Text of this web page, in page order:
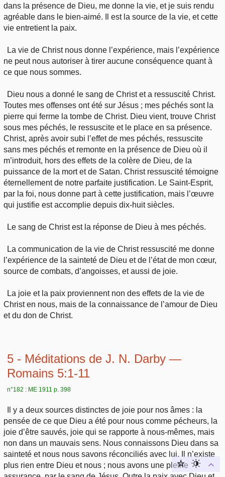
dans la présence de Dieu, me donne la vie, et je suis rendu
agréable dans le bien-aimé. Il est la source de la vie, et cette
vie entretient la paix.
La vie de Christ nous donne l’expérience, mais l’expérience
ne peut nous autoriser à tirer aucune conséquence quant à
ce que nous sommes.
Dieu nous a donné le sang de Christ et a ressuscité Christ.
Toutes mes offenses ont été sur Jésus ; mes péchés sont la
pierre qui ferme la tombe de Christ. Dieu vient, trouve Christ
sous mes péchés, le ressuscite et le place en sa présence.
Christ, après avoir subi l’effet de mes péchés, ressuscite
sans mes péchés et remonte en la présence de Dieu où il
m’introduit, hors des effets de la colère de Dieu, de la
puissance de la mort et de Satan. Christ ressuscité témoigne
éternellement de notre parfaite justification. Le Saint-Esprit,
par la foi, nous donne part à cette justification, mais l’œuvre
qui justifie est accomplie depuis dix-huit siècles.
Le sang de Christ est la réponse de Dieu à mes péchés.
La communication de la vie de Christ ressuscité me donne
l’expérience de la sainteté de Dieu et de l’état de mon cœur,
source de combats, d’angoisses, et aussi de joie.
La joie et la paix proviennent non des effets de la vie de
Christ en nous, mais de la connaissance de l’amour de Dieu
et du don de Christ.
5 - Méditations de J. N. Darby —
Romains 5:1-11
n°182 : ME 1911 p. 398
Il y a deux sources distinctes de joie pour nos âmes : la
pensée de ce que Dieu a été pour nous comme pécheurs, la
joie d’être sauvés, joie qui se rapporte à nous-mêmes, mais
non dans un mauvais sens. Nous connaissons Dieu dans sa
sainteté et nous nous savons réconciliés avec lui. Il n’existe
plus rien entre Dieu et nous ; nous avons une pleine